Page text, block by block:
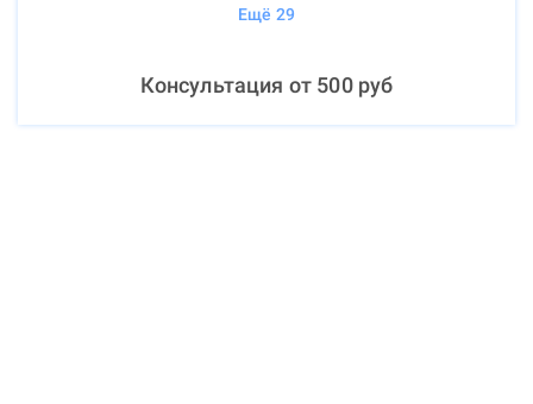
Ещё 29
Консультация от 500руб